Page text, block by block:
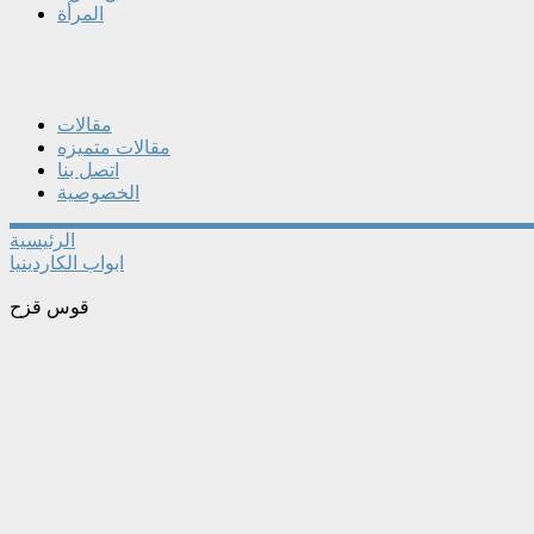
المرأة
مقالات
مقالات متميزه
اتصل بنا
الخصوصية
الرئيسية
ابواب الكاردينيا
قوس قزح